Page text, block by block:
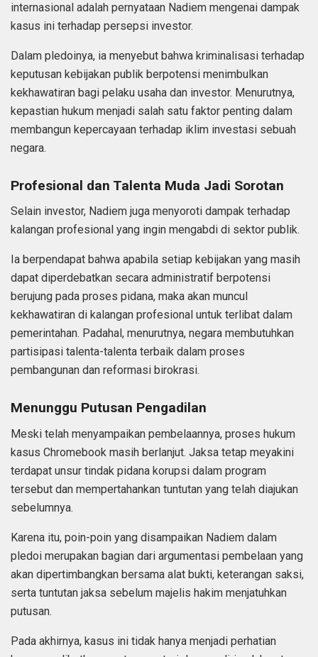
internasional adalah pernyataan Nadiem mengenai dampak
kasus ini terhadap persepsi investor.
Dalam pledoinya, ia menyebut bahwa kriminalisasi terhadap
keputusan kebijakan publik berpotensi menimbulkan
kekhawatiran bagi pelaku usaha dan investor. Menurutnya,
kepastian hukum menjadi salah satu faktor penting dalam
membangun kepercayaan terhadap iklim investasi sebuah
negara.
Profesional dan Talenta Muda Jadi Sorotan
Selain investor, Nadiem juga menyoroti dampak terhadap
kalangan profesional yang ingin mengabdi di sektor publik.
Ia berpendapat bahwa apabila setiap kebijakan yang masih
dapat diperdebatkan secara administratif berpotensi
berujung pada proses pidana, maka akan muncul
kekhawatiran di kalangan profesional untuk terlibat dalam
pemerintahan. Padahal, menurutnya, negara membutuhkan
partisipasi talenta-talenta terbaik dalam proses
pembangunan dan reformasi birokrasi.
Menunggu Putusan Pengadilan
Meski telah menyampaikan pembelaannya, proses hukum
kasus Chromebook masih berlanjut. Jaksa tetap meyakini
terdapat unsur tindak pidana korupsi dalam program
tersebut dan mempertahankan tuntutan yang telah diajukan
sebelumnya.
Karena itu, poin-poin yang disampaikan Nadiem dalam
pledoi merupakan bagian dari argumentasi pembelaan yang
akan dipertimbangkan bersama alat bukti, keterangan saksi,
serta tuntutan jaksa sebelum majelis hakim menjatuhkan
putusan.
Pada akhirnya, kasus ini tidak hanya menjadi perhatian